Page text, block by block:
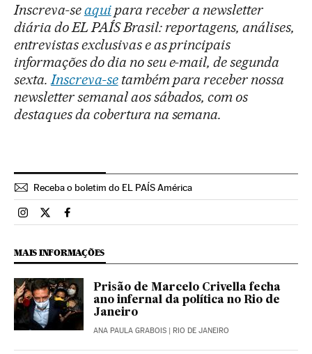
Inscreva-seaquipara receber a newsletter
diária do EL PAÍS Brasil: reportagens, análises,
entrevistas exclusivas e as principais
informações do dia no seu e-mail, de segunda
sexta. Inscreva-setambém para receber nossa
newsletter semanal aos sábados, com os
destaques da cobertura na semana.
Receba o boletim do EL PAÍS América
Brasil El País Brasil en Instagram
Brasil El País Brasil en Twitter
Brasil El País Brasil en Facebook
MAIS INFORMAÇÕES
Prisão de Marcelo Crivella fecha
ano infernal da política no Rio de
Janeiro
ANA PAULA GRABOIS | RIO DE JANEIRO